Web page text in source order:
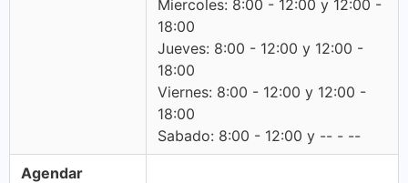
Miercoles: 8:00 - 12:00 y 12:00 -
18:00
Jueves: 8:00 - 12:00 y 12:00 -
18:00
Viernes: 8:00 - 12:00 y 12:00 -
18:00
Sabado: 8:00 - 12:00 y -- - --
Agendar